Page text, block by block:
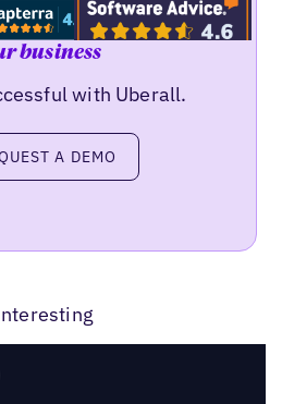
business
with Uberall.
a demoA DEMO